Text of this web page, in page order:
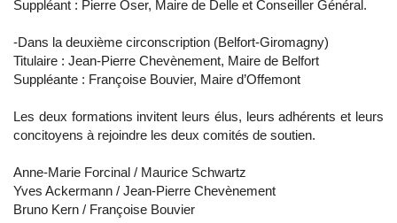
Suppléant : Pierre Oser, Maire de Delle et Conseiller Général.
-Dans la deuxième circonscription (Belfort-Giromagny)
Titulaire : Jean-Pierre Chevènement, Maire de Belfort
Suppléante : Françoise Bouvier, Maire d’Offemont
Les deux formations invitent leurs élus, leurs adhérents et leurs
concitoyens à rejoindre les deux comités de soutien.
Anne-Marie Forcinal / Maurice Schwartz
Yves Ackermann / Jean-Pierre Chevènement
Bruno Kern / Françoise Bouvier